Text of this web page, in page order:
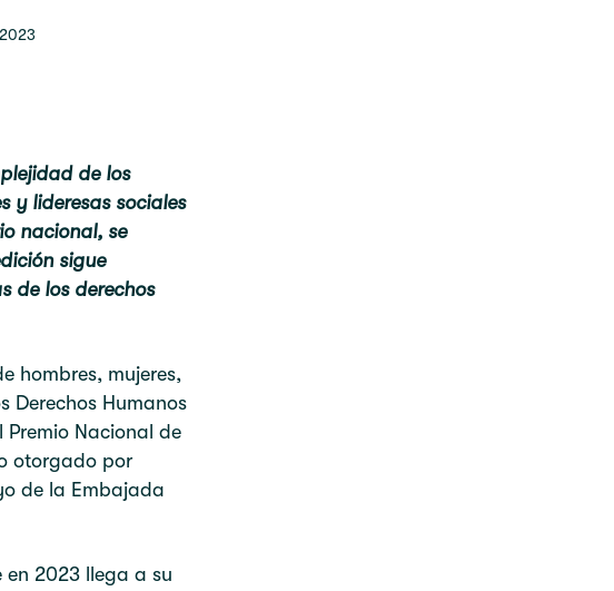
de los
y lideresas sociales
nacional, se
sigue
de los derechos
hombres, mujeres,
Derechos Humanos
Premio Nacional de
otorgado por
de la Embajada
en 2023 llega a su